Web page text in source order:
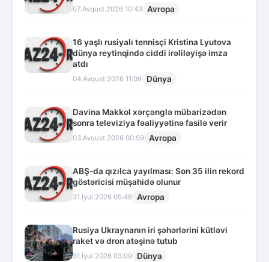
07.Avqust.2026 10:43 Avropa
16 yaşlı rusiyalı tennisçi Kristina Lyutova
dünya reytinqində ciddi irəliləyişə imza
atdı
04.Avqust.2026 11:06 Dünya
Davina Makkol xərçənglə mübarizədən
sonra televiziya fəaliyyətinə fasilə verir
03.Avqust.2026 00:59 Avropa
ABŞ-da qızılca yayılması: Son 35 ilin rekord
göstəricisi müşahidə olunur
31.İyul.2026 05:46 Avropa
Rusiya Ukraynanın iri şəhərlərini kütləvi
raket və dron atəşinə tutub
31.İyul.2026 03:09 Dünya